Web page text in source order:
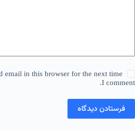
email in this browser for the next time
I comment.
فرستادن دیدگاه